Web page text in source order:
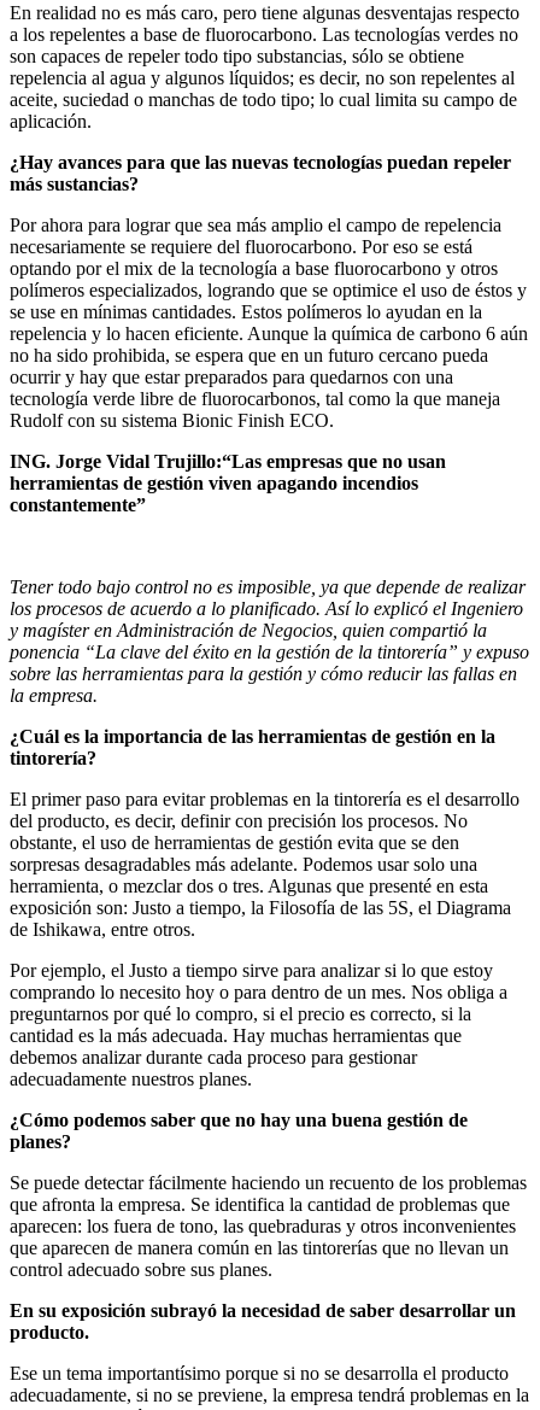
En realidad no es más caro, pero tiene algunas desventajas respecto
a los repelentes a base de fluorocarbono. Las tecnologías verdes no
son capaces de repeler todo tipo substancias, sólo se obtiene
repelencia al agua y algunos líquidos; es decir, no son repelentes al
aceite, suciedad o manchas de todo tipo; lo cual limita su campo de
aplicación.
¿Hay avances para que las nuevas tecnologías puedan repeler
más sustancias?
Por ahora para lograr que sea más amplio el campo de repelencia
necesariamente se requiere del fluorocarbono. Por eso se está
optando por el mix de la tecnología a base fluorocarbono y otros
polímeros especializados, logrando que se optimice el uso de éstos y
se use en mínimas cantidades. Estos polímeros lo ayudan en la
repelencia y lo hacen eficiente. Aunque la química de carbono 6 aún
no ha sido prohibida, se espera que en un futuro cercano pueda
ocurrir y hay que estar preparados para quedarnos con una
tecnología verde libre de fluorocarbonos, tal como la que maneja
Rudolf con su sistema Bionic Finish ECO.
ING. Jorge Vidal Trujillo:“Las empresas que no usan
herramientas de gestión viven apagando incendios
constantemente”
Tener todo bajo control no es imposible, ya que depende de realizar
los procesos de acuerdo a lo planificado. Así lo explicó el Ingeniero
y magíster en Administración de Negocios, quien compartió la
ponencia “La clave del éxito en la gestión de la tintorería” y expuso
sobre las herramientas para la gestión y cómo reducir las fallas en
la empresa.
¿Cuál es la importancia de las herramientas de gestión en la
tintorería?
El primer paso para evitar problemas en la tintorería es el desarrollo
del producto, es decir, definir con precisión los procesos. No
obstante, el uso de herramientas de gestión evita que se den
sorpresas desagradables más adelante. Podemos usar solo una
herramienta, o mezclar dos o tres. Algunas que presenté en esta
exposición son: Justo a tiempo, la Filosofía de las 5S, el Diagrama
de Ishikawa, entre otros.
Por ejemplo, el Justo a tiempo sirve para analizar si lo que estoy
comprando lo necesito hoy o para dentro de un mes. Nos obliga a
preguntarnos por qué lo compro, si el precio es correcto, si la
cantidad es la más adecuada. Hay muchas herramientas que
debemos analizar durante cada proceso para gestionar
adecuadamente nuestros planes.
¿Cómo podemos saber que no hay una buena gestión de
planes?
Se puede detectar fácilmente haciendo un recuento de los problemas
que afronta la empresa. Se identifica la cantidad de problemas que
aparecen: los fuera de tono, las quebraduras y otros inconvenientes
que aparecen de manera común en las tintorerías que no llevan un
control adecuado sobre sus planes.
En su exposición subrayó la necesidad de saber desarrollar un
producto.
Ese un tema importantísimo porque si no se desarrolla el producto
adecuadamente, si no se previene, la empresa tendrá problemas en la